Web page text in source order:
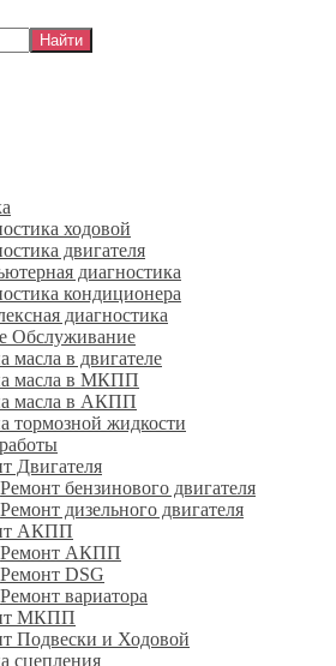
ходовой
двигателя
диагностика
кондиционера
диагностика
Обслуживание
масла в двигателе
масла в МКПП
масла в АКПП
тормозной жидкости
Двигателя
Ремонт бензинового двигателя
Ремонт дизельного двигателя
АКПП
Ремонт АКПП
Ремонт DSG
Ремонт вариатора
МКПП
Подвески и Ходовой
сцепления